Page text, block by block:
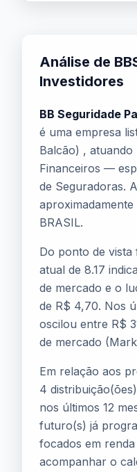
Análise de
Investidores
BB Seguridade
é uma empresa
Balcão) ,
Financeiros —
de Seguradoras.
aproximadamente
BRASIL.
Do ponto de vista
atual de 8.17
de mercado e o
de R$ 4,70. Nos
oscilou entre R$
de mercado
Em relação aos
4
nos últimos 12
futuro(s) já
focados em
acompanhar o